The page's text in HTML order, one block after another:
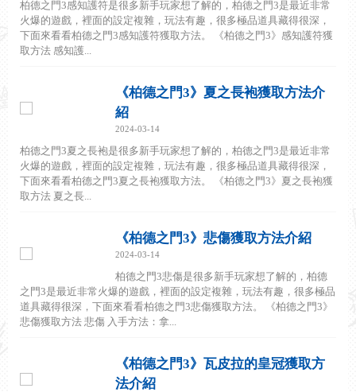
柏德之門3感知護符是很多新手玩家想了解的，柏德之門3是最近非常
火爆的遊戲，裡面的設定複雜，玩法有趣，很多極品道具藏得很深，
下面來看看柏德之門3感知護符獲取方法。 《柏德之門3》感知護符獲
取方法 感知護...
《柏德之門3》夏之長袍獲取方法介
紹
2024-03-14
柏德之門3夏之長袍是很多新手玩家想了解的，柏德之門3是最近非常
火爆的遊戲，裡面的設定複雜，玩法有趣，很多極品道具藏得很深，
下面來看看柏德之門3夏之長袍獲取方法。 《柏德之門3》夏之長袍獲
取方法 夏之長...
《柏德之門3》悲傷獲取方法介紹
2024-03-14
柏德之門3悲傷是很多新手玩家想了解的，柏德
之門3是最近非常火爆的遊戲，裡面的設定複雜，玩法有趣，很多極品
道具藏得很深，下面來看看柏德之門3悲傷獲取方法。 《柏德之門3》
悲傷獲取方法 悲傷 入手方法：拿...
《柏德之門3》瓦皮拉的皇冠獲取方
法介紹